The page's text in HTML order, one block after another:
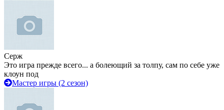
Серж
Это игра прежде всего... а болеющий за толпу, сам по себе уже
клоун под
Мастер игры (2 сезон)